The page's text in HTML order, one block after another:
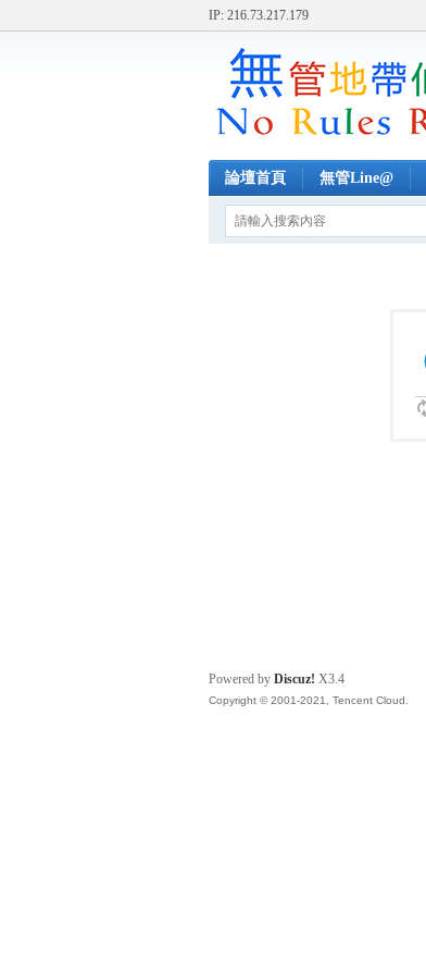
IP: 216.73.217.179
論壇首頁 無管Line@
Powered by Discuz! X3.4
Copyright © 2001-2021, Tencent Cloud.